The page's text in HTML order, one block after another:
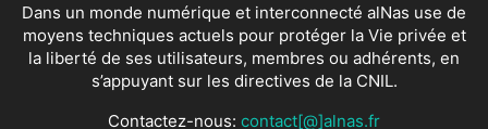
Dans un monde numérique et interconnecté alNas use de
moyens techniques actuels pour protéger la Vie privée et
la liberté de ses utilisateurs, membres ou adhérents, en
s’appuyant sur les directives de la CNIL.
Contactez-nous: contact[@]alnas.fr